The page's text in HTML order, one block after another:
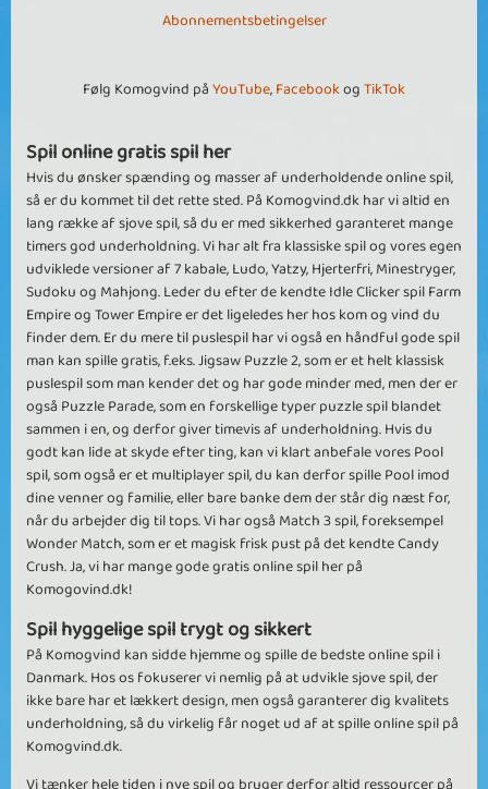
Abonnementsbetingelser
Følg Komogvind påYouTube,FacebookogTikTok
Spil online gratis spil her
Hvis du ønsker spænding og masser af underholdende online spil,
så er du kommet til det rette sted. På Komogvind.dk har vi altid en
lang række af sjove spil, så du er med sikkerhed garanteret mange
timers god underholdning. Vi har alt fra klassiske spil og vores egen
udviklede versioner af 7 kabale, Ludo, Yatzy, Hjerterfri, Minestryger,
Sudoku og Mahjong. Leder du efter de kendte Idle Clicker spil Farm
Empire og Tower Empire er det ligeledes her hos kom og vind du
finder dem. Er du mere til puslespil har vi også en håndful gode spil
man kan spille gratis, f.eks. Jigsaw Puzzle 2, som er et helt klassisk
puslespil som man kender det og har gode minder med, men der er
også Puzzle Parade, som en forskellige typer puzzle spil blandet
sammen i en, og derfor giver timevis af underholdning. Hvis du
godt kan lide at skyde efter ting, kan vi klart anbefale vores Pool
spil, som også er et multiplayer spil, du kan derfor spille Pool imod
dine venner og familie, eller bare banke dem der står dig næst for,
når du arbejder dig til tops. Vi har også Match 3 spil, foreksempel
Wonder Match, som er et magisk frisk pust på det kendte Candy
Crush. Ja, vi har mange gode gratis online spil her på
Komogovind.dk!
Spil hyggelige spil trygt og sikkert
På Komogvind kan sidde hjemme og spille de bedste online spil i
Danmark. Hos os fokuserer vi nemlig på at udvikle sjove spil, der
ikke bare har et lækkert design, men også garanterer dig kvalitets
underholdning, så du virkelig får noget ud af at spille online spil på
Komogvind.dk.
Vi tænker hele tiden i nye spil og bruger derfor altid ressourcer på